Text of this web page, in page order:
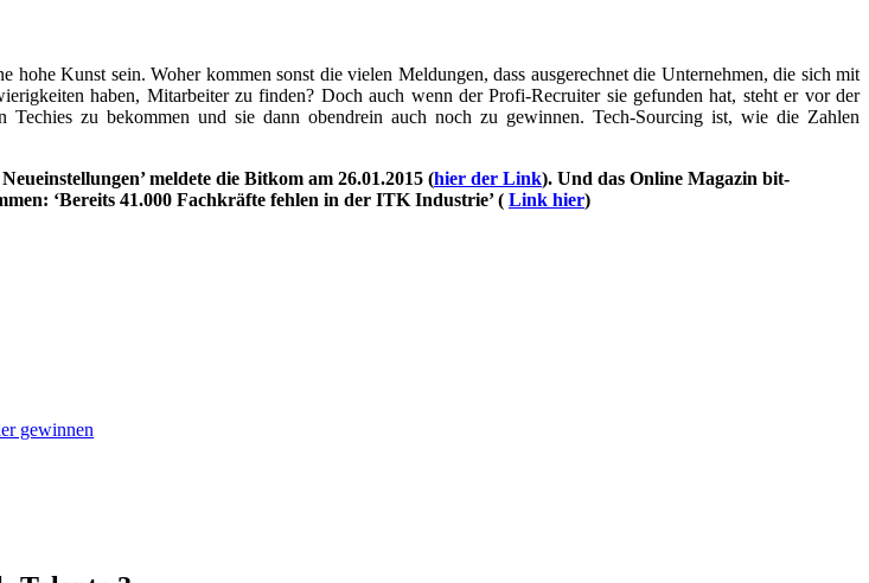
hohe Kunst sein. Woher kommen sonst die vielen Meldungen, dass ausgerechnet die Unternehmen, die sich mit
haben, Mitarbeiter zu finden? Doch auch wenn der Profi-Recruiter sie gefunden hat, steht er vor der
Techies zu bekommen und sie dann obendrein auch noch zu gewinnen. Tech-Sourcing ist, wie die Zahlen
meldete die Bitkom am 26.01.2015 (hier der Link). Und das Online Magazin bit-
‘Bereits 41.000 Fachkräfte fehlen in der ITK Industrie’ ( Link hier)
gewinnen